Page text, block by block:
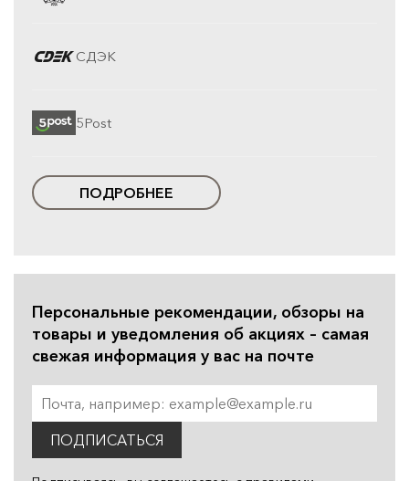
СДЭК
5Post
ПОДРОБНЕЕ
Персональные рекомендации, обзоры на
товары и уведомления об акциях – самая
свежая информация у вас на почте
ПОДПИСАТЬСЯ